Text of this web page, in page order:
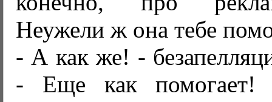
Неужели ж она тебе
- А как же! -
- Еще как помогает!